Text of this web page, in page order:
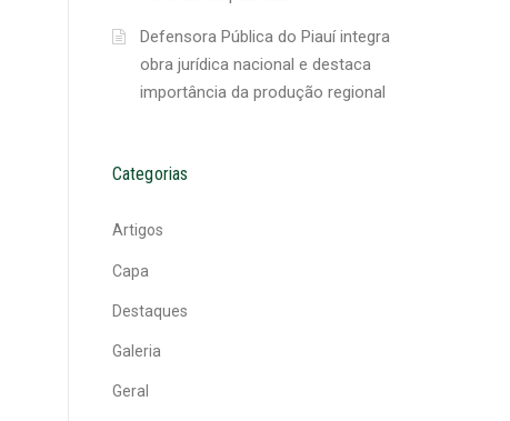
Defensora Pública do Piauí integra
obra jurídica nacional e destaca
importância da produção regional
Categorias
Artigos
Capa
Destaques
Galeria
Geral